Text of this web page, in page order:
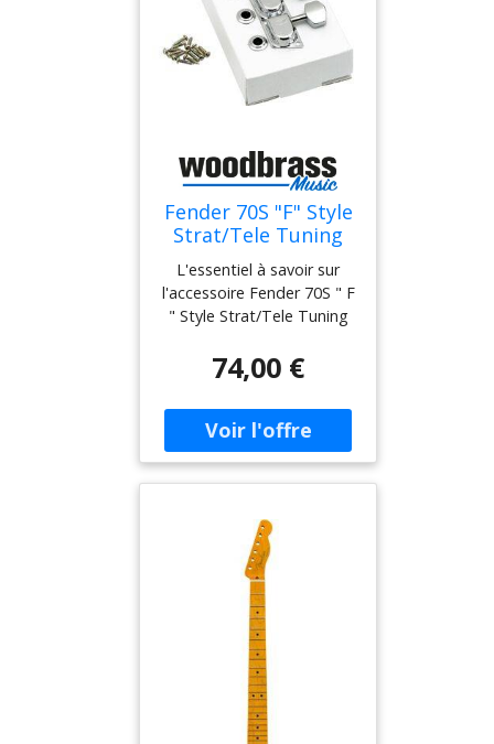
Fender 70S "F" Style
Strat/Tele Tuning
Machines Chrome
(6)
L'essentiel à savoir sur
l'accessoire Fender 70S " F
" Style Strat/Tele Tuning
Lot de 6 mécaniques au
look vintage 70s avec
marquage " F " pour une
esthétique Fender
authentique * Finition
chrome pour un rendu
Tele de style vintage *
Pièce de rechange Fender
pensée pour retrouver une
sensation et une tenue
d'accordage fiables *
Compatible guitare
électrique : solution simple
pour une remise en état
ou une restaurationLe bon
choix pour une
74,00 €